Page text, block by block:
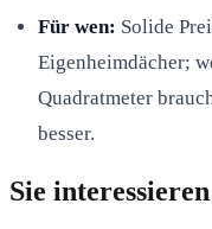
Für wen: Solide
Eigenheimdächer;
Quadratmeter
besser.
Sie